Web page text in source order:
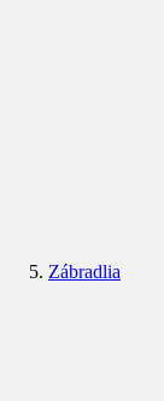
Zábradlia